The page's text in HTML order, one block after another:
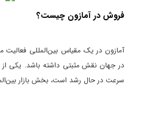
فروش در آمازون چیست؟
آمازون در یک مقیاس بین‌المللی
در جهان نقش مثبتی داشته باشد. یکی
سرعت در حال رشد است، بخش بازار